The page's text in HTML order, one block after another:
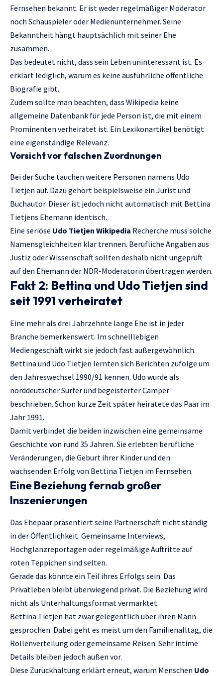
Fernsehen bekannt. Er ist weder regelmäßiger Moderator
noch Schauspieler oder Medienunternehmer. Seine
Bekanntheit hängt hauptsächlich mit seiner Ehe
zusammen.
Das bedeutet nicht, dass sein Leben uninteressant ist. Es
erklärt lediglich, warum es keine ausführliche öffentliche
Biografie gibt.
Zudem sollte man beachten, dass Wikipedia keine
allgemeine Datenbank für jede Person ist, die mit einem
Prominenten verheiratet ist. Ein Lexikonartikel benötigt
eine eigenständige Relevanz.
Vorsicht vor falschen Zuordnungen
Bei der Suche tauchen weitere Personen namens Udo
Tietjen auf. Dazu gehört beispielsweise ein Jurist und
Buchautor. Dieser ist jedoch nicht automatisch mit Bettina
Tietjens Ehemann identisch.
Eine seriöse Udo Tietjen Wikipedia Recherche muss solche
Namensgleichheiten klar trennen. Berufliche Angaben aus
Justiz oder Wissenschaft sollten deshalb nicht ungeprüft
auf den Ehemann der NDR-Moderatorin übertragen werden.
Fakt 2: Bettina und Udo Tietjen sind
seit 1991 verheiratet
Eine mehr als drei Jahrzehnte lange Ehe ist in jeder
Branche bemerkenswert. Im schnelllebigen
Mediengeschäft wirkt sie jedoch fast außergewöhnlich.
Bettina und Udo Tietjen lernten sich Berichten zufolge um
den Jahreswechsel 1990/91 kennen. Udo wurde als
norddeutscher Surfer und begeisterter Camper
beschrieben. Schon kurze Zeit später heiratete das Paar im
Jahr 1991.
Damit verbindet die beiden inzwischen eine gemeinsame
Geschichte von rund 35 Jahren. Sie erlebten berufliche
Veränderungen, die Geburt ihrer Kinder und den
wachsenden Erfolg von Bettina Tietjen im Fernsehen.
Eine Beziehung fernab großer
Inszenierungen
Das Ehepaar präsentiert seine Partnerschaft nicht ständig
in der Öffentlichkeit. Gemeinsame Interviews,
Hochglanzreportagen oder regelmäßige Auftritte auf
roten Teppichen sind selten.
Gerade das könnte ein Teil ihres Erfolgs sein. Das
Privatleben bleibt überwiegend privat. Die Beziehung wird
nicht als Unterhaltungsformat vermarktet.
Bettina Tietjen hat zwar gelegentlich über ihren Mann
gesprochen. Dabei geht es meist um den Familienalltag, die
Rollenverteilung oder gemeinsame Reisen. Sehr intime
Details bleiben jedoch außen vor.
Diese Zurückhaltung erklärt erneut, warum Menschen Udo